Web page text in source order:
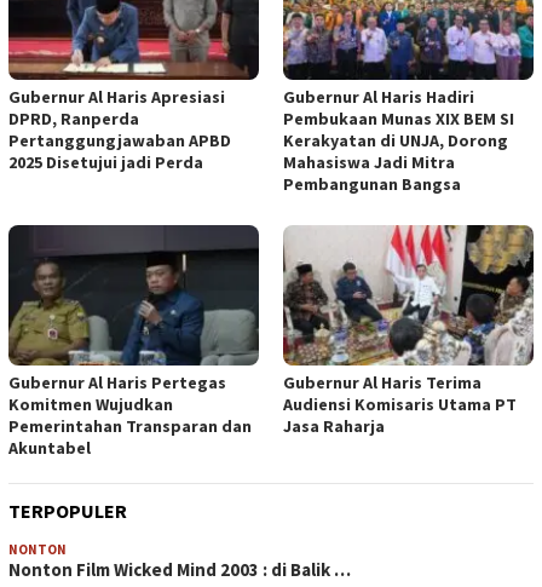
Gubernur Al Haris Apresiasi
DPRD, Ranperda
Pertanggungjawaban APBD
2025 Disetujui jadi Perda
Gubernur Al Haris Hadiri
Pembukaan Munas XIX BEM SI
Kerakyatan di UNJA, Dorong
Mahasiswa Jadi Mitra
Pembangunan Bangsa
Gubernur Al Haris Pertegas
Komitmen Wujudkan
Pemerintahan Transparan dan
Akuntabel
Gubernur Al Haris Terima
Audiensi Komisaris Utama PT
Jasa Raharja
TERPOPULER
NONTON
Nonton Film Wicked Mind 2003 : di Balik …